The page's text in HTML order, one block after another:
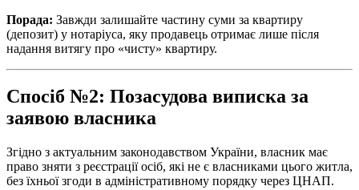
Порада: Завжди залишайте частину суми за квартиру
(депозит) у нотаріуса, яку продавець отримає лише після
надання витягу про «чисту» квартиру.
Спосіб №2: Позасудова виписка за
заявою власника
Згідно з актуальним законодавством України, власник має
право зняти з реєстрації осіб, які не є власниками цього житла,
без їхньої згоди в адміністративному порядку через ЦНАП.